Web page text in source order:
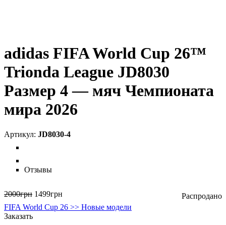
adidas FIFA World Cup 26™
Trionda League JD8030
Размер 4 — мяч Чемпионата
мира 2026
JD8030-4
Отзывы
2000грн 1499грн
FIFA World Cup 26 >> Новые модели
Заказать